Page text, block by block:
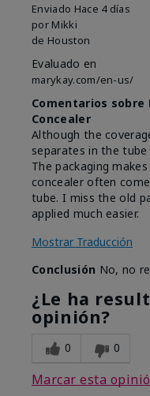
Enviado Hace 4 días
por Mikki
de Houston
Evaluado en
marykay.com/en-us/
Comentarios
Concealer
Although the
separates in the
The packaging
concealer often
tube. I miss the old
applied much easier.
Mostrar Traducción
Conclusión No, no
¿Le ha
opinión?
0 0
Marcar esta